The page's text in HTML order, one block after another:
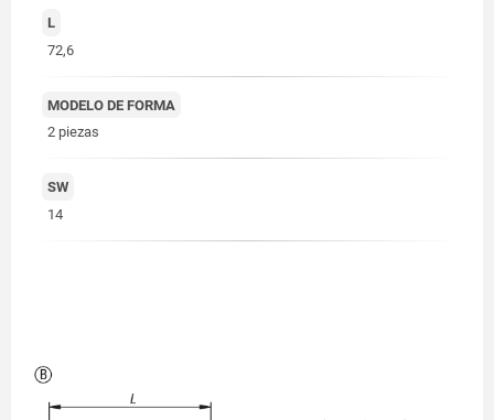
L
72,6
MODELO DE FORMA
2 piezas
SW
14